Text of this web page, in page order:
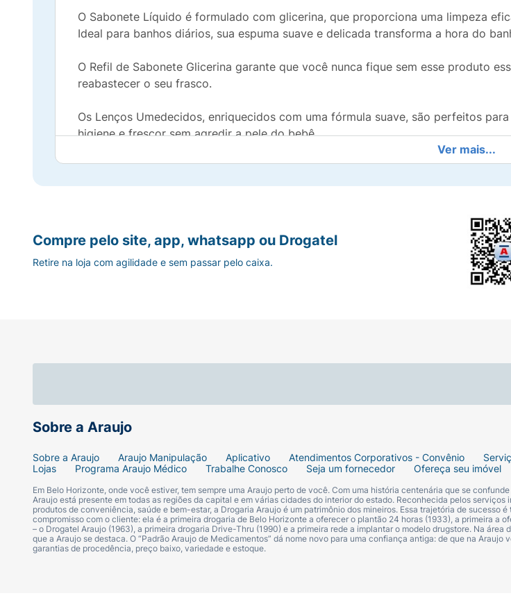
O Sabonete Líquido é formulado com glicerina, que proporciona uma limpeza
Ideal para banhos diários, sua espuma suave e delicada transforma a hora do
O Refil de Sabonete Glicerina garante que você nunca fique sem esse produto
reabastecer o seu frasco.
Os Lenços Umedecidos, enriquecidos com uma fórmula suave, são perfeitos
higiene e frescor sem agredir a pele do bebê.
Escolha o Kit Higiene Granado Bebê e ofereça à sua criança o melhor em
Ver mais...
Sobre a Araujo
Sobre a Araujo Araujo Manipulação Aplicativo Atendimentos Corporativos - Convênio
Lojas
Programa Araujo Médico Trabalhe Conosco Seja um fornecedor Ofereça seu imóvel
Em Belo Horizonte, onde você estiver, tem sempre uma Araujo perto de você. Com uma história centenária que se
Araujo está presente em todas as regiões da capital e em várias cidades do interior do estado. Reconhecida pelos serviços
produtos de conveniência, saúde e bem-estar, a Drogaria Araujo é um patrimônio dos mineiros. Essa trajetória de sucesso
compromisso com o cliente: ela é a primeira drogaria de Belo Horizonte a oferecer o plantão 24 horas (1933), a primeira a
– o Drogatel Araujo (1963), a primeira drogaria Drive-Thru (1990) e a primeira rede a implantar o modelo drugstore. Na área
que a Araujo se destaca. O “Padrão Araujo de Medicamentos” dá nome novo para uma confiança antiga: de que na Araujo
garantias de procedência, preço baixo, variedade e estoque.
Compre pelo site, app, whatsapp ou Drogatel
Retire na loja com agilidade e sem passar pelo caixa.